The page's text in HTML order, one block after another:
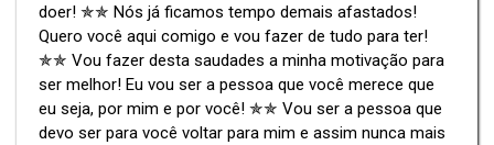
doer! ✯✯ Nós já ficamos tempo demais afastados!
Quero você aqui comigo e vou fazer de tudo para ter!
✯✯ Vou fazer desta saudades a minha motivação para
ser melhor! Eu vou ser a pessoa que você merece que
eu seja, por mim e por você! ✯✯ Vou ser a pessoa que
devo ser para você voltar para mim e assim nunca mais